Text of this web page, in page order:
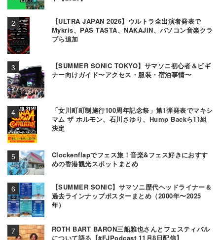
【ULTRA JAPAN 2026】ウルトラ全出演者発表で
Mykris、PAS TASTA、NAKAJIN、パソコン音楽クラ
ブら追加
【SUMMER SONIC TOKYO】サマソニ初心者＆ビギ
ナー向けガイド〜アクセス・服装・宿泊事情〜
「女川町町制施行100周年記念祭」第1弾発表でマキシ
マム ザ ホルモン、石川さゆり、Hump Backら11組
決定
Clockenflapでフェス旅！音楽&フェス好きにおすす
めの香港観光スポットまとめ
【SUMMER SONIC】サマソニ歴代ヘッドライナー＆
過去ラインナップポスターまとめ（2000年〜2025
年）
ROTH BART BARON三船雅也さんとフェスティバル
について語る【#FJPodcast 11月8日配信】